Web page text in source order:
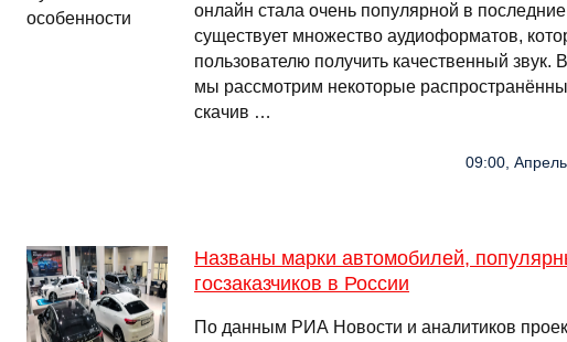
онлайн стала очень популярной в
существует множество аудиоформатов,
пользователю получить качественный
мы рассмотрим некоторые
скачив …
09:00,
Названы марки автомобилей,
госзаказчиков в России
По данным РИА Новости и аналитиков